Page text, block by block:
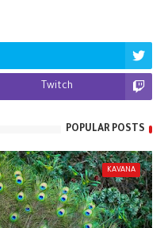
Twitch
POPULAR POSTS
KAVANA